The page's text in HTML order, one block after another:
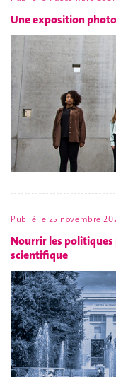
Une exposition
Publié le 25 novembre
Nourrir les
scientifique